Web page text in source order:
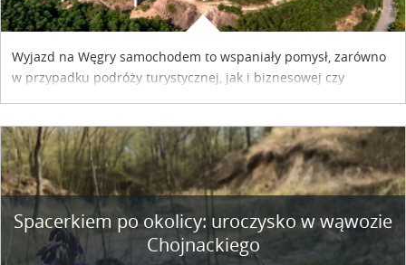
Wyjazd na Węgry samochodem to wspaniały pomysł, zarówno
w przypadku podróży turystycznej, jak i biznesowej czy
współpracy reklamowej z Hungary Vignette.
Spacerkiem po okolicy: uroczysko w wąwozie
Chojnackiego